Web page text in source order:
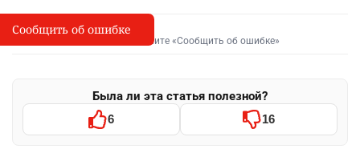
I
Сообщить об опечатке
Выделите фрагмент и нажмите «Сообщить об ошибке»
Была ли эта статья полезной?
6 16
Сообщить об ошибке